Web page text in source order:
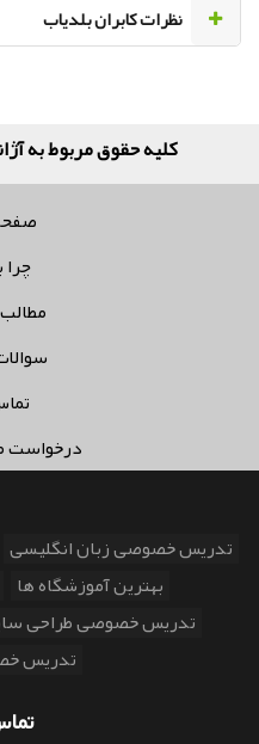
نظرات کابران بلدیاب
کلیه حقوق مربوط به
تدریس خصوصی زبان انگلیسی
بهترین آموزشگاه ها
تدریس خصوصی طراحی
تدریس